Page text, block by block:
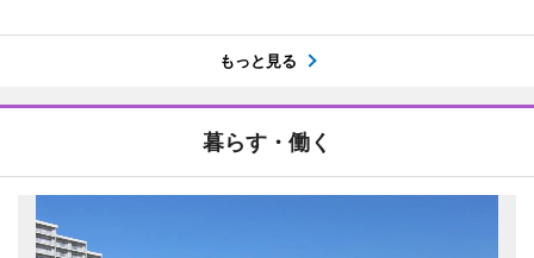
もっと見る
暮らす・働く